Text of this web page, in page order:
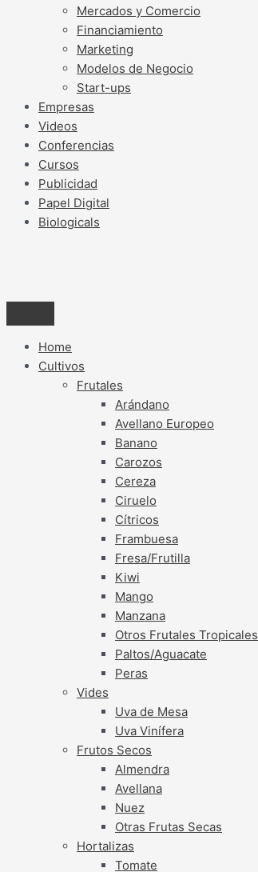
Mercados y Comercio
Financiamiento
Marketing
Modelos de Negocio
Start-ups
Empresas
Videos
Conferencias
Cursos
Publicidad
Papel Digital
Biologicals
Home
Cultivos
Frutales
Arándano
Avellano Europeo
Banano
Carozos
Cereza
Ciruelo
Cítricos
Frambuesa
Fresa/Frutilla
Kiwi
Mango
Manzana
Otros Frutales Tropicales
Paltos/Aguacate
Peras
Vides
Uva de Mesa
Uva Vinífera
Frutos Secos
Almendra
Avellana
Nuez
Otras Frutas Secas
Hortalizas
Tomate